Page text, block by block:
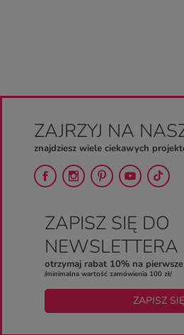
ZAJRZYJ NA
znajdziesz wiele ciekawych
ZAPISZ SIĘ DO
NEWSLETTERA
otrzymaj rabat 10% na
/minimalna wartość zamówienia 100 zł/
ZAPISZ SIĘ